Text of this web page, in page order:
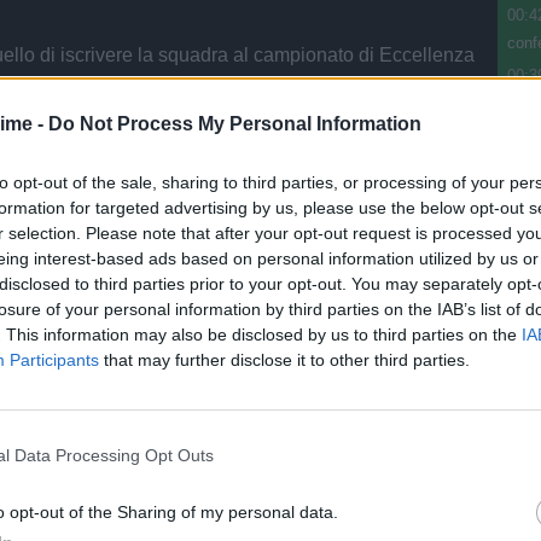
- Do Not Process My Personal Information
opt-out of the sale, sharing to third parties, or processing of your
for targeted advertising by us, please use the below opt-out
selection. Please note that after your opt-out request is processed
interest-based ads based on personal information utilized by us
to third parties prior to your opt-out. You may separately
of your personal information by third parties on the IAB’s list of
This information may also be disclosed by us to third parties on the
Participants that may further disclose it to other third parties.
Data Processing Opt Outs
opt-out of the Sharing of my personal data.
di iscrivere la squadra al campionato di Eccellenza
potrà essere effettuata presso alcuni centri di
ubicati in città e a breve anche on line sul sito in
la versione integrale della Conferenza stampa per
più chiara ed esaustiva su quale modello si basa
ed altre particolarità che possono tornare utili per
modo migliore gli obiettivi de "
La Ternana siamo
un
le